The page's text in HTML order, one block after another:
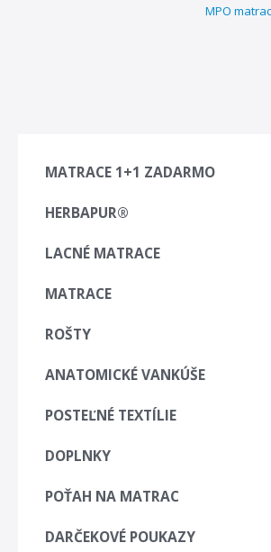
MPO
MATRACE 1+1 ZADARMO
HERBAPUR®
LACNÉ MATRACE
MATRACE
ROŠTY
ANATOMICKÉ VANKÚŠE
POSTEĽNÉ TEXTÍLIE
DOPLNKY
POŤAH NA MATRAC
DARČEKOVÉ POUKAZY